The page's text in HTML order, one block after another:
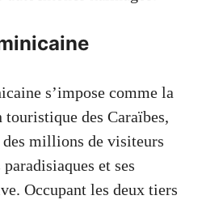
s’impose comme la
des Caraïbes,
des millions de visiteurs
et ses
Occupant les deux tiers